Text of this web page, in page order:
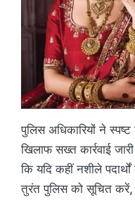
पुलिस अधिकारियों ने
खिलाफ सख्त कार्रवाई
कि यदि कहीं नशीले
तुरंत पुलिस को सूचित